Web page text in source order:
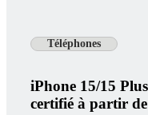
Téléphones
iPhone 15/15
certifié à partir